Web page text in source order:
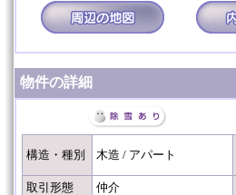
物件の詳細
構造・種別 木造 / アパート
取引形態
仲介